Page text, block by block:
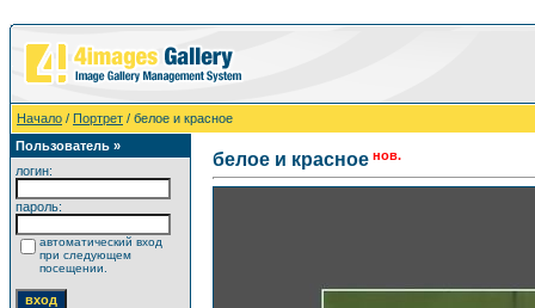
Начало / Портрет / белое и красное
Пользователь »
логин:
пароль:
автоматический вход
при следующем
посещении.
белое и красное нов.